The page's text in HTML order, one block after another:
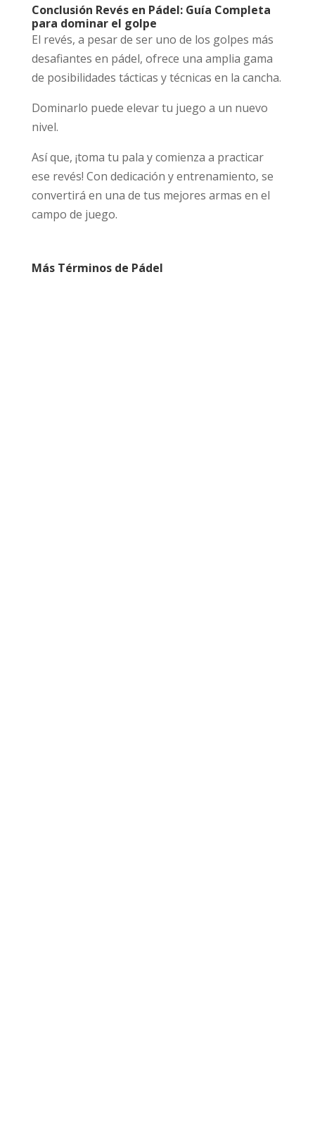
Conclusión Revés en Pádel: Guía Completa
para dominar el golpe
El revés, a pesar de ser uno de los golpes más
desafiantes en pádel, ofrece una amplia gama
de posibilidades tácticas y técnicas en la cancha.
Dominarlo puede elevar tu juego a un nuevo
nivel.
Así que, ¡toma tu pala y comienza a practicar
ese revés! Con dedicación y entrenamiento, se
convertirá en una de tus mejores armas en el
campo de juego.
Más Términos de Pádel